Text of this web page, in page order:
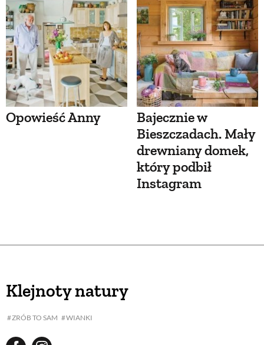
Opowieść Anny
Bajecznie w
Bieszczadach. Mały
drewniany domek,
który podbił
Instagram
Klejnoty natury
ZRÓB TO SAM WIANKI